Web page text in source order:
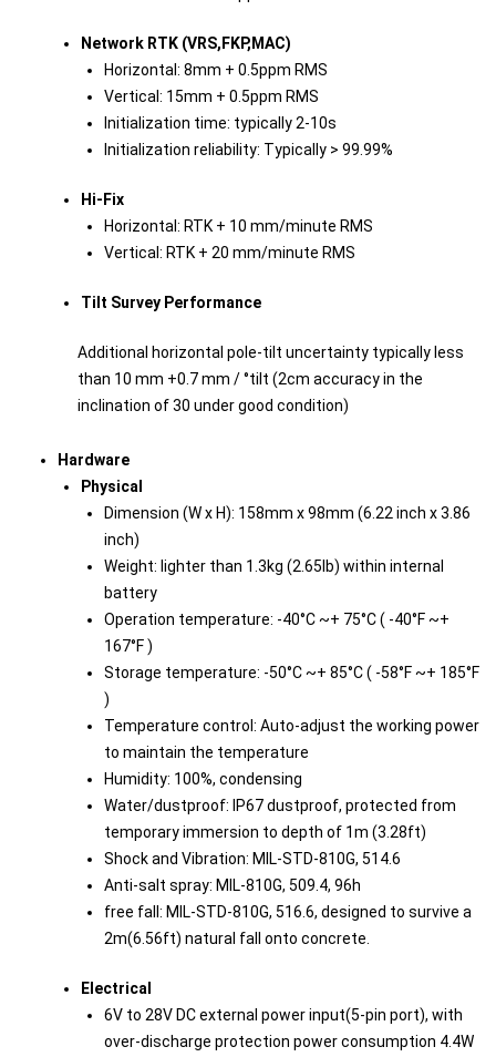
Network RTK (VRS,FKP,MAC)
Horizontal: 8mm + 0.5ppm RMS
Vertical: 15mm + 0.5ppm RMS
Initialization time: typically 2-10s
Initialization reliability: Typically > 99.99%
Hi-Fix
Horizontal: RTK + 10 mm/minute RMS
Vertical: RTK + 20 mm/minute RMS
Tilt Survey Performance
Additional horizontal pole-tilt uncertainty typically less
than 10 mm +0.7 mm / °tilt (2cm accuracy in the
inclination of 30 under good condition)
Hardware
Physical
Dimension (W x H): 158mm x 98mm (6.22 inch x 3.86
inch)
Weight: lighter than 1.3kg (2.65lb) within internal
battery
Operation temperature: -40°C ~+ 75°C ( -40°F ~+
167°F )
Storage temperature: -50°C ~+ 85°C ( -58°F ~+ 185°F
)
Temperature control: Auto-adjust the working power
to maintain the temperature
Humidity: 100%, condensing
Water/dustproof: IP67 dustproof, protected from
temporary immersion to depth of 1m (3.28ft)
Shock and Vibration: MIL-STD-810G, 514.6
Anti-salt spray: MIL-810G, 509.4, 96h
free fall: MIL-STD-810G, 516.6, designed to survive a
2m(6.56ft) natural fall onto concrete.
Electrical
6V to 28V DC external power input(5-pin port), with
over-discharge protection power consumption 4.4W